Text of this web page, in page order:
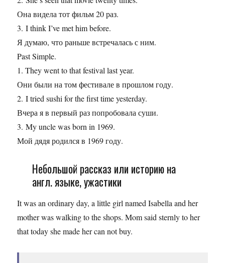
Она видела тот фильм 20 раз.
3. I think I’ve met him before.
Я думаю, что раньше встречалась с ним.
Past Simple.
1. They went to that festival last year.
Они были на том фестивале в прошлом году.
2. I tried sushi for the first time yesterday.
Вчера я в первый раз попробовала суши.
3. My uncle was born in 1969.
Мой дядя родился в 1969 году.
Небольшой рассказ или историю на
англ. языке, ужастики
It was an ordinary day, a little girl named Isabella and her
mother was walking to the shops. Mom said sternly to her
that today she made her can not buy.